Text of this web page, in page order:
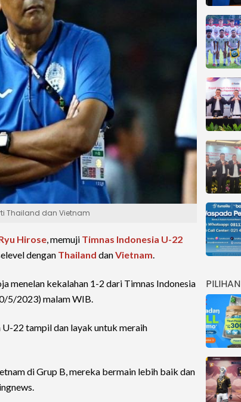
Thailand dan Vietnam
Hirose, memuji Timnas Indonesia U-22
dengan Thailand danVietnam.
menelan kekalahan 1-2 dari Timnas Indonesia
5/2023) malam WIB.
22 tampil dan layak untuk meraih
di Grup B, mereka bermain lebih baik dan
PILIHAN